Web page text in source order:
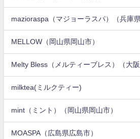
mazioraspa（マジョーラスパ）（兵庫県
MELLOW（岡山県岡山市）
Melty Bless（メルティーブレス）（大阪
milktea(ミルクティー)
mint（ミント）（岡山県岡山市）
MOASPA（広島県広島市）